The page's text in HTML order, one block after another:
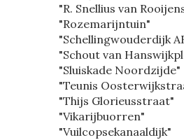
"R. Snellius van
"Rozemarijntuin"
"Schellingwouderdijk
"Schout van
"Sluiskade Noordzijde"
"Teunis
"Thijs Glorieusstraat"
"Vikarijbuorren"
"Vuilcopsekanaaldijk"